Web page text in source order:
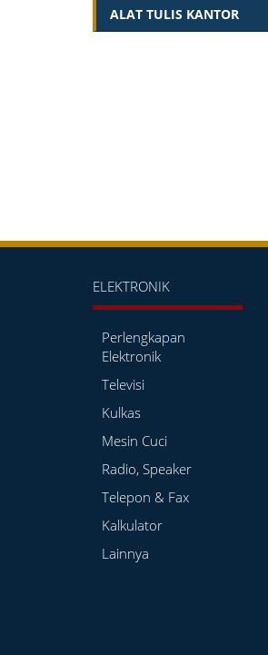
ALAT TULIS KANTOR
ELEKTRONIK
Perlengkapan
Elektronik
Televisi
Kulkas
Mesin Cuci
Radio, Speaker
Telepon & Fax
Kalkulator
Lainnya